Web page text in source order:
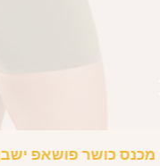
מכנס כושר פושאפ